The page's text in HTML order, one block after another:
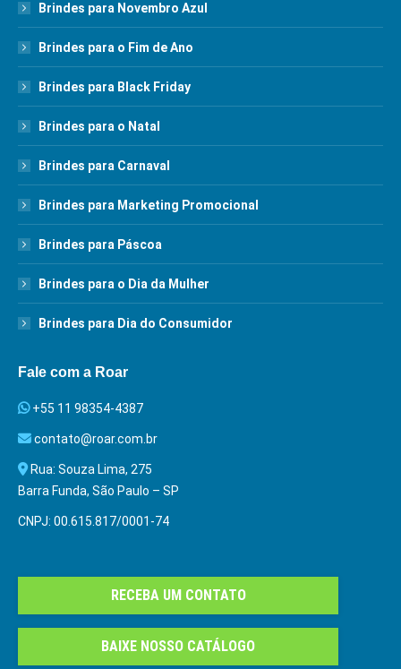
Brindes para Novembro Azul
Brindes para o Fim de Ano
Brindes para Black Friday
Brindes para o Natal
Brindes para Carnaval
Brindes para Marketing Promocional
Brindes para Páscoa
Brindes para o Dia da Mulher
Brindes para Dia do Consumidor
Fale com a Roar
+55 11 98354-4387
contato@roar.com.br
Rua: Souza Lima, 275
Barra Funda, São Paulo – SP
CNPJ: 00.615.817/0001-74
RECEBA UM CONTATO
BAIXE NOSSO CATÁLOGO